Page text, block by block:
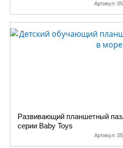
Артикул:
Развивающий планшетный
серии Baby Toys
Артикул: